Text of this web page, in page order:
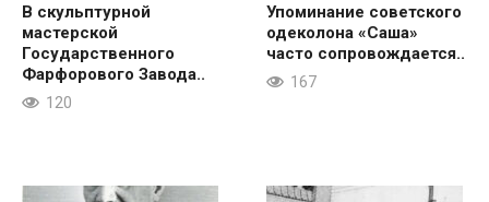
В скульптурной
мастерской
Государственного
Фарфорового Завода..
120
Упоминание советского
одеколона «Саша»
часто сопровождается..
167